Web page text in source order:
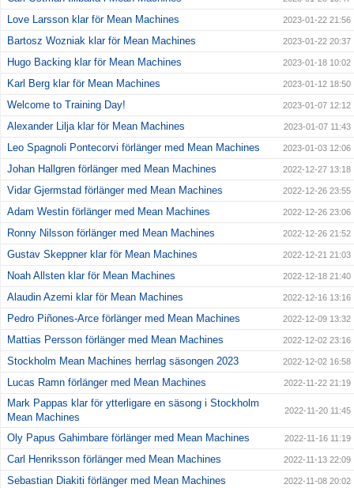
Love Larsson klar för Mean Machines 2023-01-22 21:56
Bartosz Wozniak klar för Mean Machines 2023-01-22 20:37
Hugo Backing klar för Mean Machines 2023-01-18 10:02
Karl Berg klar för Mean Machines 2023-01-12 18:50
Welcome to Training Day! 2023-01-07 12:12
Alexander Lilja klar för Mean Machines 2023-01-07 11:43
Leo Spagnoli Pontecorvi förlänger med Mean Machines 2023-01-03 12:06
Johan Hallgren förlänger med Mean Machines 2022-12-27 13:18
Vidar Gjermstad förlänger med Mean Machines 2022-12-26 23:55
Adam Westin förlänger med Mean Machines 2022-12-26 23:06
Ronny Nilsson förlänger med Mean Machines 2022-12-26 21:52
Gustav Skeppner klar för Mean Machines 2022-12-21 21:03
Noah Allsten klar för Mean Machines 2022-12-18 21:40
Alaudin Azemi klar för Mean Machines 2022-12-16 13:16
Pedro Piñones-Arce förlänger med Mean Machines 2022-12-09 13:32
Mattias Persson förlänger med Mean Machines 2022-12-02 23:16
Stockholm Mean Machines herrlag säsongen 2023 2022-12-02 16:58
Lucas Ramn förlänger med Mean Machines 2022-11-22 21:19
Mark Pappas klar för ytterligare en säsong i Stockholm
Mean Machines
2022-11-20 11:45
Oly Papus Gahimbare förlänger med Mean Machines 2022-11-16 11:19
Carl Henriksson förlänger med Mean Machines 2022-11-13 22:09
Sebastian Diakiti förlänger med Mean Machines 2022-11-08 20:02